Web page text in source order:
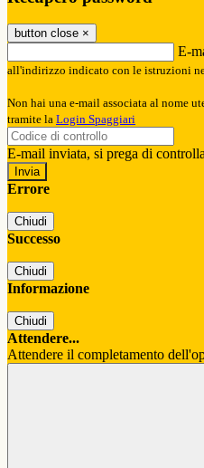
button close ×
E-
all'indirizzo indicato con le istruzioni
Non hai una e-mail associata al nome
tramite la Login Spaggiari
E-mail inviata, si prega di
Errore
Chiudi
Successo
Chiudi
Informazione
Chiudi
Attendere...
Attendere il completamento